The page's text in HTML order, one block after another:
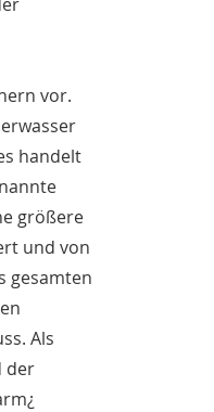
vor.
handelt
größere
und von
gesamten
Als
der